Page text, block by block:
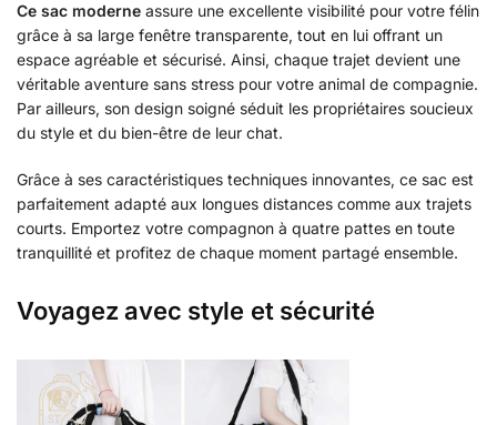
Ce sac moderne assure une excellente visibilité pour votre félin
grâce à sa large fenêtre transparente, tout en lui offrant un
espace agréable et sécurisé. Ainsi, chaque trajet devient une
véritable aventure sans stress pour votre animal de compagnie.
Par ailleurs, son design soigné séduit les propriétaires soucieux
du style et du bien-être de leur chat.
Grâce à ses caractéristiques techniques innovantes, ce sac est
parfaitement adapté aux longues distances comme aux trajets
courts. Emportez votre compagnon à quatre pattes en toute
tranquillité et profitez de chaque moment partagé ensemble.
Voyagez avec style et sécurité